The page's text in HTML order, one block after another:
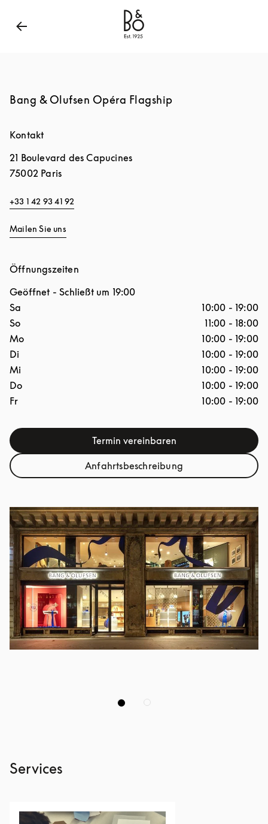
Bang & Olufsen - Exist to Create
Bang & Olufsen Opéra Flagship
Kontakt
21 Boulevard des Capucines
75002 Paris
+33 1 42 93 41 92
Mailen Sie uns
Öffnungszeiten
Geöffnet - Schließt um 19:00
Wochentag
Sa 10:00 - 19:00
So
11:00 - 18:00
Mo
10:00 - 19:00
Di
10:00 - 19:00
Mi
10:00 - 19:00
Do
10:00 - 19:00
Fr
10:00 - 19:00
Termin vereinbaren
AnfahrtsbeschreibungLink Opens in New Tab
Services